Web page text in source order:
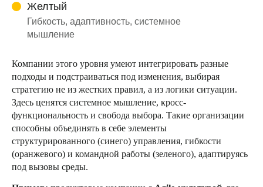
Желтый
Гибкость, адаптивность, системное
мышление
Компании этого уровня умеют интегрировать разные
подходы и подстраиваться под изменения, выбирая
стратегию не из жестких правил, а из логики ситуации.
Здесь ценятся системное мышление, кросс-
функциональность и свобода выбора. Такие организации
способны объединять в себе элементы
структурированного (синего) управления, гибкости
(оранжевого) и командной работы (зеленого), адаптируясь
под вызовы среды.